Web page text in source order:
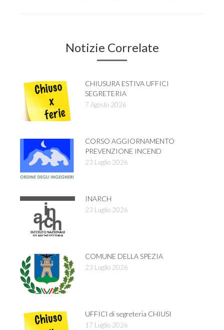
Notizie Correlate
CHIUSURA ESTIVA UFFICI
SEGRETERIA
7 Agosto 2026
CORSO AGGIORNAMENTO
PREVENZIONE INCEND
23 Luglio 2026
INARCH
23 Luglio 2026
COMUNE DELLA SPEZIA
23 Luglio 2026
UFFICI di segreteria CHIUSI
17 Luglio 2026